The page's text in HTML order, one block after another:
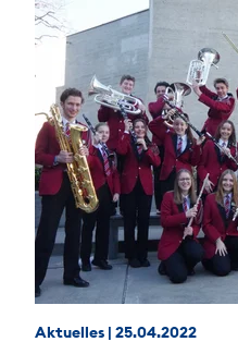
Aktuelles | 25.04.2022